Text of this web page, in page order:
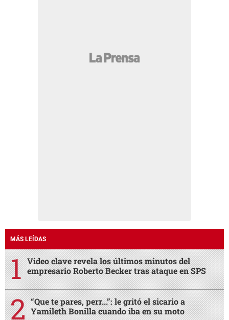
MÁS LEÍDAS
Video clave revela los últimos minutos del
empresario Roberto Becker tras ataque en SPS
“Que te pares, perr...”: le gritó el sicario a
Yamileth Bonilla cuando iba en su moto